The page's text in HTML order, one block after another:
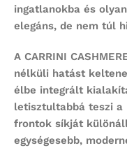
ingatlanokba és
elegáns, de nem túl
A CARRINI
nélküli hatást
élbe integrált
letisztultabbá teszi a
frontok síkját
egységesebb,